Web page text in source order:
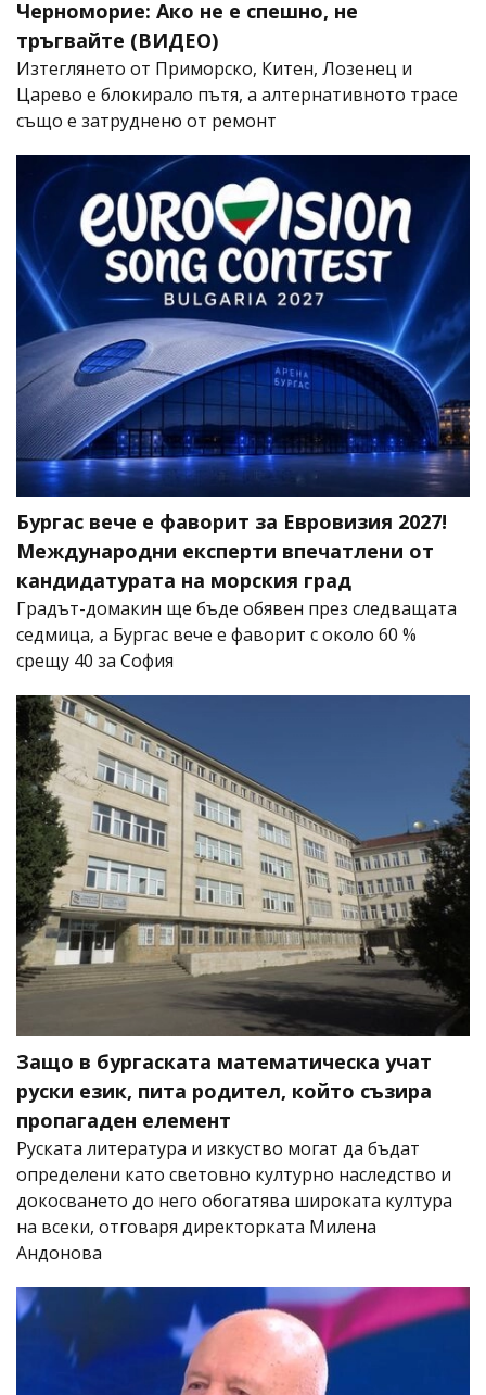
Черноморие: Ако не е спешно, не
тръгвайте (ВИДЕО)
Изтеглянето от Приморско, Китен, Лозенец и
Царево е блокирало пътя, а алтернативното трасе
също е затруднено от ремонт
Бургас вече е фаворит за Евровизия 2027!
Международни експерти впечатлени от
кандидатурата на морския град
Градът-домакин ще бъде обявен през следващата
седмица, а Бургас вече е фаворит с около 60 %
срещу 40 за София
Защо в бургаската математическа учат
руски език, пита родител, който съзира
пропагаден елемент
Руската литература и изкуство могат да бъдат
определени като световно културно наследство и
докосването до него обогатява широката култура
на всеки, отговаря директорката Милена
Андонова